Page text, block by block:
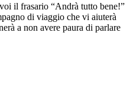
il frasario “Andrà tutto bene!”
di viaggio che vi aiuterà
a non avere paura di parlare